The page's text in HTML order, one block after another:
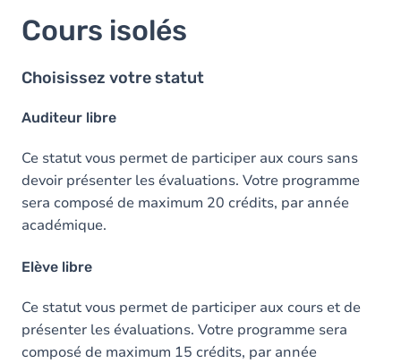
Cours isolés
Choisissez votre statut
Auditeur libre
Ce statut vous permet de participer aux cours sans
devoir présenter les évaluations. Votre programme
sera composé de maximum 20 crédits, par année
académique.
Elève libre
Ce statut vous permet de participer aux cours et de
présenter les évaluations. Votre programme sera
composé de maximum 15 crédits, par année